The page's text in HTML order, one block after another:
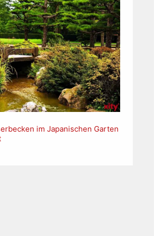
im Japanischen Garten